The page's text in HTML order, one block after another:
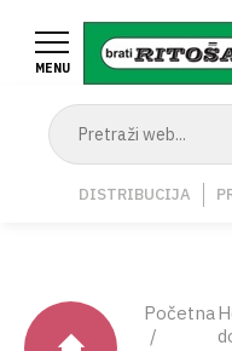
glavni
DISTRIBUCIJA
MENU
Početna